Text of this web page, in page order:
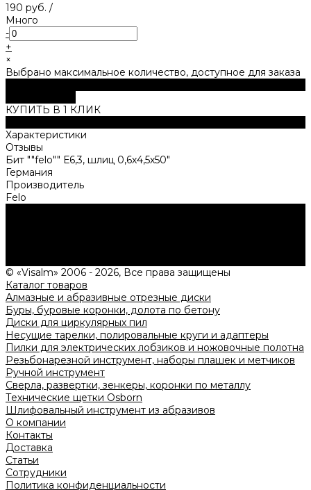
190 руб. /
Много
-
+
×
Выбрано максимальное количество, доступное для заказа
КУПИТЬ В 1 КЛИК
Характеристики
Отзывы
Бит ""felo"" Е6,3, шлиц 0,6х4,5х50"
Германия
Производитель
Felo
© «Visalm» 2006 - 2026, Все права защищены
Каталог товаров
Алмазные и абразивные отрезные диски
Буры, буровые коронки, долота по бетону
Диски для циркулярных пил
Несущие тарелки, полировальные круги и адаптеры
Пилки для электрических лобзиков и ножовочные полотна
Резьбонарезной инструмент, наборы плашек и метчиков
Ручной инструмент
Сверла, развертки, зенкеры, коронки по металлу
Технические щетки Osborn
Шлифовальный инструмент из абразивов
О компании
Контакты
Доставка
Статьи
Сотрудники
Политика конфиденциальности